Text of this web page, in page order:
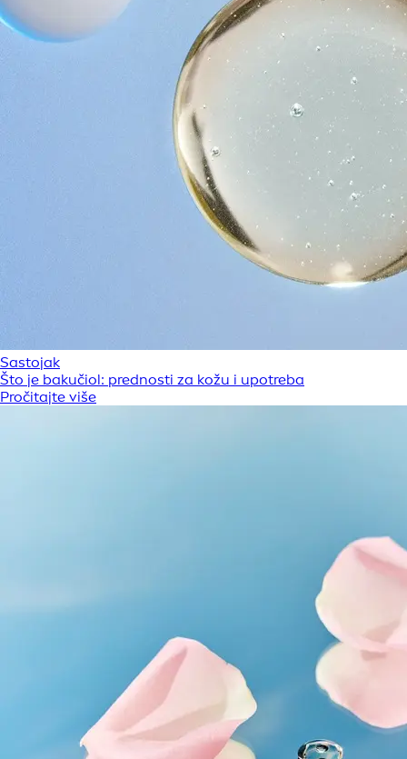
Sastojak
Što je bakučiol: prednosti za kožu i upotreba
Pročitajte više